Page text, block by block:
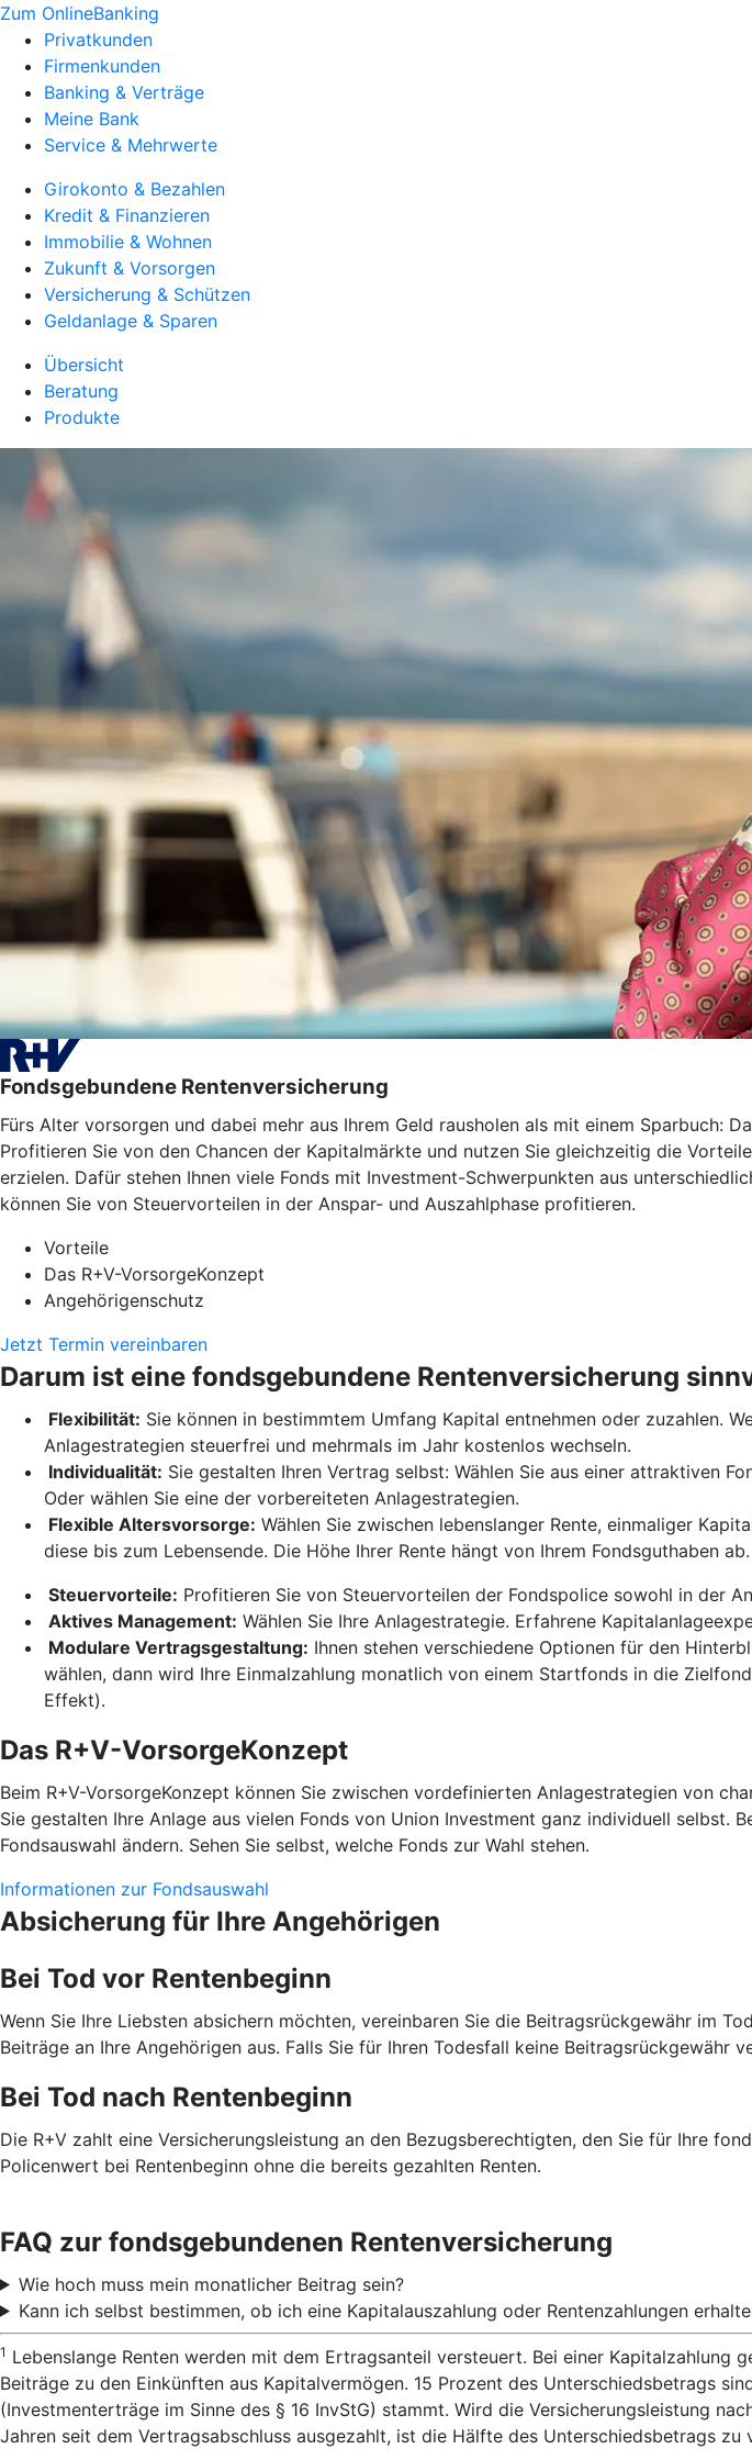
Zum OnlineBanking
Privatkunden
Firmenkunden
Banking & Verträge
Meine Bank
Service & Mehrwerte
Girokonto & Bezahlen
Kredit & Finanzieren
Immobilie & Wohnen
Zukunft & Vorsorgen
Versicherung & Schützen
Geldanlage & Sparen
Übersicht
Beratung
Produkte
Fondsgebundene Rentenversicherung
Fürs Alter vorsorgen und dabei mehr aus Ihrem Geld rausholen als mit einem Sparbuch:
Profitieren Sie von den Chancen der Kapitalmärkte und nutzen Sie gleichzeitig die
erzielen. Dafür stehen Ihnen viele Fonds mit Investment-Schwerpunkten aus
können Sie von Steuervorteilen in der Anspar- und Auszahlphase profitieren.
Vorteile
Das R+V-VorsorgeKonzept
Angehörigenschutz
Jetzt Termin vereinbaren
Darum ist eine fondsgebundene Rentenversicherung
Flexibilität: Sie können in bestimmtem Umfang Kapital entnehmen oder zuzahlen.
Anlagestrategien steuerfrei und mehrmals im Jahr kostenlos wechseln.
Individualität: Sie gestalten Ihren Vertrag selbst: Wählen Sie aus einer attraktiven
Oder wählen Sie eine der vorbereiteten Anlagestrategien.
Flexible Altersvorsorge: Wählen Sie zwischen lebenslanger Rente, einmaliger
diese bis zum Lebensende. Die Höhe Ihrer Rente hängt von Ihrem Fondsguthaben ab.
Steuervorteile: Profitieren Sie von Steuervorteilen der Fondspolice sowohl in der
Aktives Management: Wählen Sie Ihre Anlagestrategie. Erfahrene
Modulare Vertragsgestaltung: Ihnen stehen verschiedene Optionen für den
wählen, dann wird Ihre Einmalzahlung monatlich von einem Startfonds in die
Effekt).
Das R+V-VorsorgeKonzept
Beim R+V-VorsorgeKonzept können Sie zwischen vordefinierten Anlagestrategien von
Sie gestalten Ihre Anlage aus vielen Fonds von Union Investment ganz individuell
Fondsauswahl ändern. Sehen Sie selbst, welche Fonds zur Wahl stehen.
Informationen zur Fondsauswahl
Absicherung für Ihre Angehörigen
Bei Tod vor Rentenbeginn
Wenn Sie Ihre Liebsten absichern möchten, vereinbaren Sie die Beitragsrückgewähr im
Beiträge an Ihre Angehörigen aus. Falls Sie für Ihren Todesfall keine Beitragsrückgewähr
Bei Tod nach Rentenbeginn
Die R+V zahlt eine Versicherungsleistung an den Bezugsberechtigten, den Sie für Ihre
Policenwert bei Rentenbeginn ohne die bereits gezahlten Renten.
FAQ zur fondsgebundenen Rentenversicherung
Wie hoch muss mein monatlicher Beitrag sein?
Kann ich selbst bestimmen, ob ich eine Kapitalauszahlung oder Rentenzahlungen
1 Lebenslange Renten werden mit dem Ertragsanteil versteuert. Bei einer
Beiträge zu den Einkünften aus Kapitalvermögen. 15 Prozent des Unterschiedsbetrags
(Investmenterträge im Sinne des § 16 InvStG) stammt. Wird die Versicherungsleistung
Jahren seit dem Vertragsabschluss ausgezahlt, ist die Hälfte des Unterschiedsbetrags zu